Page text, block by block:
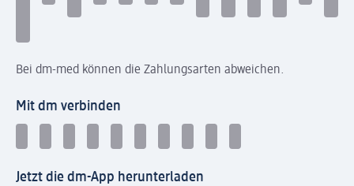
Bei dm-med können die Zahlungsarten abweichen.
Mit dm verbinden
Jetzt die dm-App herunterladen